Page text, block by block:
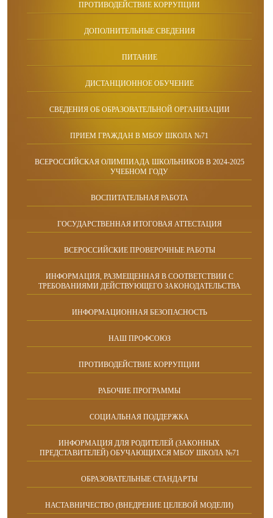
ПРОТИВОДЕЙСТВИЕ КОРРУПЦИИ
ДОПОЛНИТЕЛЬНЫЕ СВЕДЕНИЯ
ПИТАНИЕ
ДИСТАНЦИОННОЕ ОБУЧЕНИЕ
СВЕДЕНИЯ ОБ ОБРАЗОВАТЕЛЬНОЙ ОРГАНИЗАЦИИ
ПРИЕМ ГРАЖДАН В МБОУ ШКОЛА №71
ВСЕРОССИЙСКАЯ ОЛИМПИАДА ШКОЛЬНИКОВ В 2024-2025
УЧЕБНОМ ГОДУ
ВОСПИТАТЕЛЬНАЯ РАБОТА
ГОСУДАРСТВЕННАЯ ИТОГОВАЯ АТТЕСТАЦИЯ
ВСЕРОССИЙСКИЕ ПРОВЕРОЧНЫЕ РАБОТЫ
ИНФОРМАЦИЯ, РАЗМЕЩЕННАЯ В СООТВЕТСТВИИ С
ТРЕБОВАНИЯМИ ДЕЙСТВУЮЩЕГО ЗАКОНОДАТЕЛЬСТВА
ИНФОРМАЦИОННАЯ БЕЗОПАСНОСТЬ
НАШ ПРОФСОЮЗ
ПРОТИВОДЕЙСТВИЕ КОРРУПЦИИ
РАБОЧИЕ ПРОГРАММЫ
СОЦИАЛЬНАЯ ПОДДЕРЖКА
ИНФОРМАЦИЯ ДЛЯ РОДИТЕЛЕЙ (ЗАКОННЫХ
ПРЕДСТАВИТЕЛЕЙ) ОБУЧАЮЩИХСЯ МБОУ ШКОЛА №71
ОБРАЗОВАТЕЛЬНЫЕ СТАНДАРТЫ
НАСТАВНИЧЕСТВО (ВНЕДРЕНИЕ ЦЕЛЕВОЙ МОДЕЛИ)